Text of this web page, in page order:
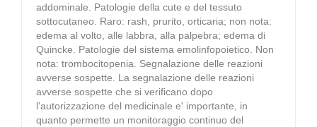
addominale. Patologie della cute e del tessuto
sottocutaneo. Raro: rash, prurito, orticaria; non nota:
edema al volto, alle labbra, alla palpebra; edema di
Quincke. Patologie del sistema emolinfopoietico. Non
nota: trombocitopenia. Segnalazione delle reazioni
avverse sospette. La segnalazione delle reazioni
avverse sospette che si verificano dopo
l'autorizzazione del medicinale e' importante, in
quanto permette un monitoraggio continuo del